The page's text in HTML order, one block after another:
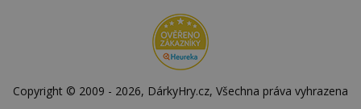
Copyright © 2009 - 2026, DárkyHry.cz, Všechna práva vyhrazena